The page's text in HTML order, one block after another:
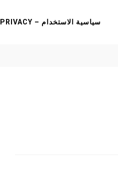
سياسية الاستخدام – PRIVACY